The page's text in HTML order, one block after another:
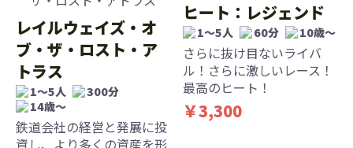
レイルウェイズ・オ
ブ・ザ・ロスト・ア
トラス
1〜5人
300分
14歳〜
鉄道会社の経営と発展に投
ヒート：レジェンド
1〜5人 60分 10歳〜
さらに抜け目ないライバ
ル！さらに激しいレース！
最高のヒート！
￥3,300